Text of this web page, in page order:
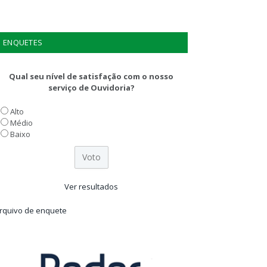
ENQUETES
Qual seu nível de satisfação com o nosso
serviço de Ouvidoria?
Alto
Médio
Baixo
Ver resultados
de enquete